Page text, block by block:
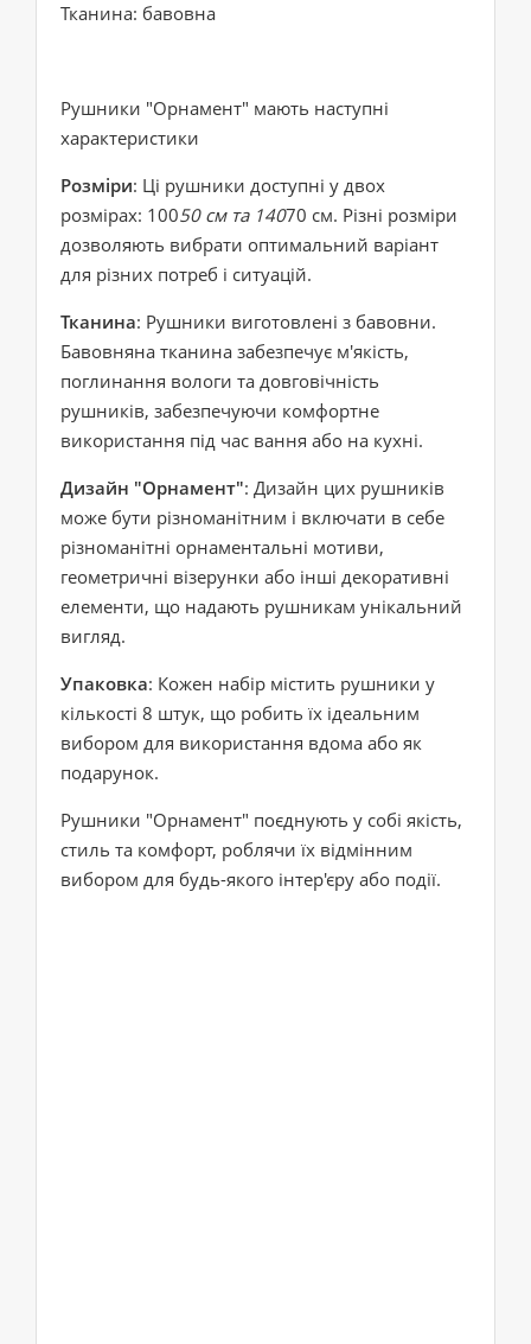
Тканина: бавовна
Рушники "Орнамент" мають наступні
характеристики
Розміри: Ці рушники доступні у двох
розмірах: 10050 см та 14070 см. Різні розміри
дозволяють вибрати оптимальний варіант
для різних потреб і ситуацій.
Тканина: Рушники виготовлені з бавовни.
Бавовняна тканина забезпечує м'якість,
поглинання вологи та довговічність
рушників, забезпечуючи комфортне
використання під час вання або на кухні.
Дизайн "Орнамент": Дизайн цих рушників
може бути різноманітним і включати в себе
різноманітні орнаментальні мотиви,
геометричні візерунки або інші декоративні
елементи, що надають рушникам унікальний
вигляд.
Упаковка: Кожен набір містить рушники у
кількості 8 штук, що робить їх ідеальним
вибором для використання вдома або як
подарунок.
Рушники "Орнамент" поєднують у собі якість,
стиль та комфорт, роблячи їх відмінним
вибором для будь-якого інтер'єру або події.